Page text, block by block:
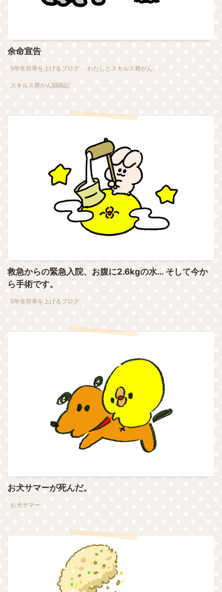
余命宣告
5年生存率を上げるブログ わたしとスキルス胃がん
スキルス胃がん闘病記
救急からの緊急入院、お腹に2.6kgの水… そして今か
ら手術です。
5年生存率を上げるブログ
お犬サマーが死んだ。
お犬サマー